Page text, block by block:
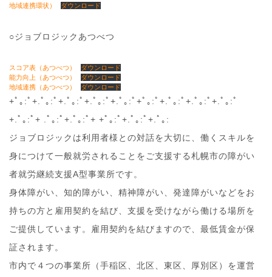
地域連携環状）
ダウンロード
○ジョブロジックあつべつ
スコア表（あつべつ）
ダウンロード
能力向上（あつべつ）
ダウンロード
地域連携（あつべつ）
ダウンロード
+ﾟ｡:ﾟ+.ﾟ｡:ﾟ+.ﾟ｡:ﾟ+.ﾟ｡:ﾟ+.ﾟ｡:ﾟ+ﾟ｡:ﾟ+.ﾟ｡:ﾟ+.ﾟ｡:ﾟ+.ﾟ｡:ﾟ
+.ﾟ｡:ﾟ+ .ﾟ｡:ﾟ+.ﾟ｡:ﾟ+ +ﾟ｡:ﾟ+.ﾟ｡:ﾟ+.ﾟ｡:
ジョブロジックは利用者様との対話を大切に、働くスキルを
身につけて一般就労されることをご支援する札幌市の障がい
者就労継続支援A型事業所です。
身体障がい、知的障がい、精神障がい、発達障がいなどをお
持ちの方と雇用契約を結び、支援を受けながら働ける場所を
ご提供しています。雇用契約を結びますので、最低賃金が保
証されます。
市内で４つの事業所（手稲区、北区、東区、厚別区）を運営